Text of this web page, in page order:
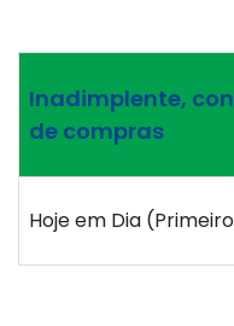
Inadimplente,
de compras
Hoje em Dia